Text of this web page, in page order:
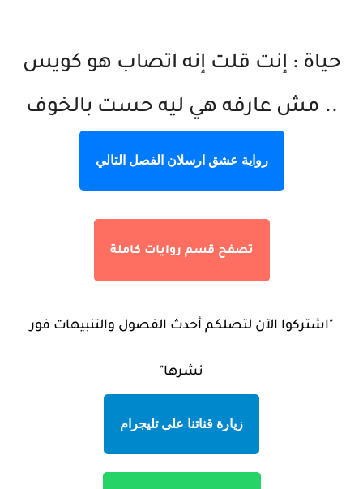
حياة : إنت قلت إنه اتصاب هو كويس
.. مش عارفه هي ليه حست بالخوف
رواية عشق ارسلان الفصل التالي
تصفح قسم روايات كاملة
"اشتركوا الآن لتصلكم أحدث الفصول والتنبيهات فور
نشرها"
زيارة قناتنا على تليجرام